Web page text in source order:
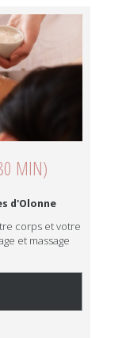
MIN)
d'Olonne
corps et votre
et massage